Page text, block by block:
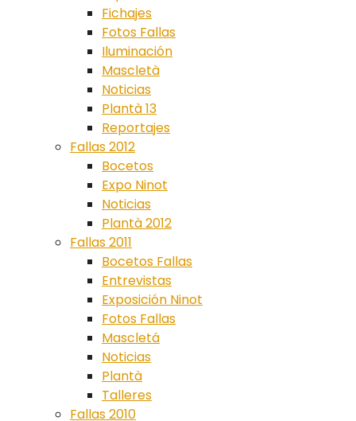
Fichajes
Fotos Fallas
Iluminación
Mascletà
Noticias
Plantà 13
Reportajes
Fallas 2012
Bocetos
Expo Ninot
Noticias
Plantà 2012
Fallas 2011
Bocetos Fallas
Entrevistas
Exposición Ninot
Fotos Fallas
Mascletá
Noticias
Plantà
Talleres
Fallas 2010